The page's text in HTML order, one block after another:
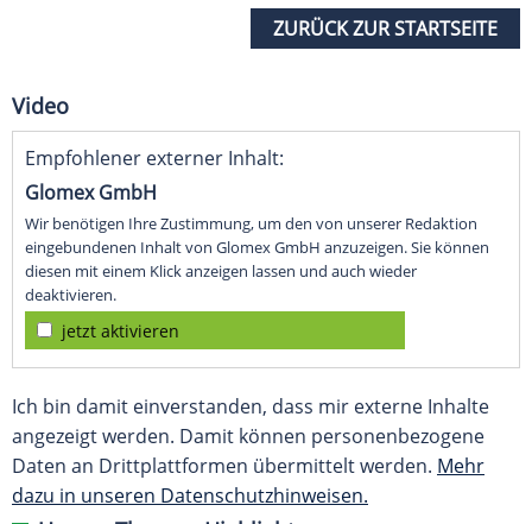
ZURÜCK ZUR STARTSEITE
Video
Empfohlener externer Inhalt:
Glomex GmbH
Wir benötigen Ihre Zustimmung, um den von unserer Redaktion
eingebundenen Inhalt von Glomex GmbH anzuzeigen. Sie können
diesen mit einem Klick anzeigen lassen und auch wieder
deaktivieren.
jetzt aktivieren
Ich bin damit einverstanden, dass mir externe Inhalte
angezeigt werden. Damit können personenbezogene
Daten an Drittplattformen übermittelt werden. Mehr
dazu in unseren Datenschutzhinweisen.